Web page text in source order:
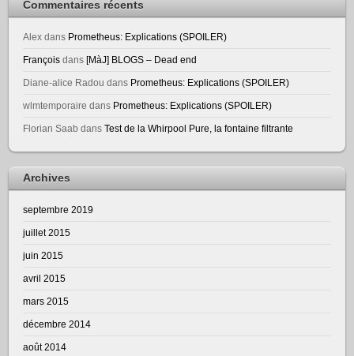
Commentaires récents
Alex dans Prometheus: Explications (SPOILER)
François dans [MàJ] BLOGS – Dead end
Diane-alice Radou dans Prometheus: Explications (SPOILER)
wlmtemporaire dans Prometheus: Explications (SPOILER)
Florian Saab dansTest de la Whirpool Pure, la fontaine filtrante
Archives
septembre 2019
juillet 2015
juin 2015
avril 2015
mars 2015
décembre 2014
août 2014